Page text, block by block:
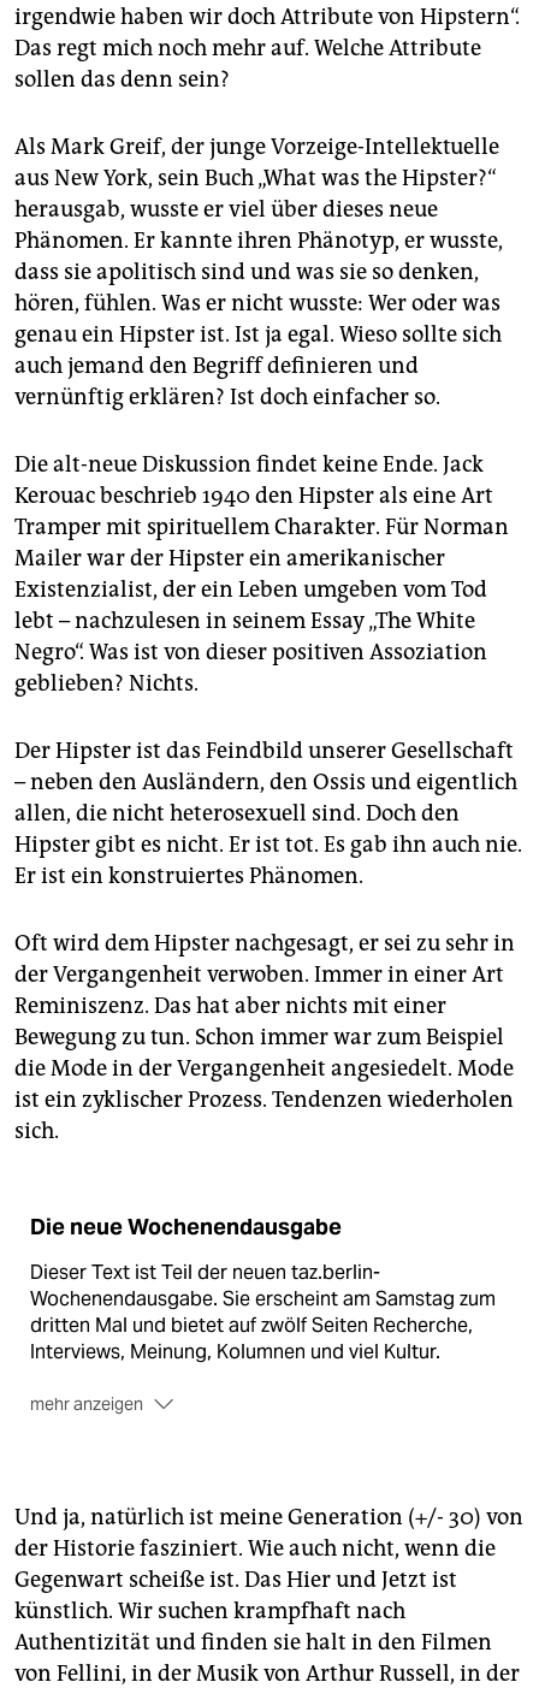
irgendwie haben wir doch Attribute von Hipstern“.
Das regt mich noch mehr auf. Welche Attribute
sollen das denn sein?
Als Mark Greif, der junge Vorzeige-Intellektuelle
aus New York, sein Buch „What was the Hipster?“
herausgab, wusste er viel über dieses neue
Phänomen. Er kannte ihren Phänotyp, er wusste,
dass sie apolitisch sind und was sie so denken,
hören, fühlen. Was er nicht wusste: Wer oder was
genau ein Hipster ist. Ist ja egal. Wieso sollte sich
auch jemand den Begriff definieren und
vernünftig erklären? Ist doch einfacher so.
Die alt-neue Diskussion findet keine Ende. Jack
Kerouac beschrieb 1940 den Hipster als eine Art
Tramper mit spirituellem Charakter. Für Norman
Mailer war der Hipster ein amerikanischer
Existenzialist, der ein Leben umgeben vom Tod
lebt – nachzulesen in seinem Essay „The White
Negro“. Was ist von dieser positiven Assoziation
geblieben? Nichts.
Der Hipster ist das Feindbild unserer Gesellschaft
– neben den Ausländern, den Ossis und eigentlich
allen, die nicht heterosexuell sind. Doch den
Hipster gibt es nicht. Er ist tot. Es gab ihn auch nie.
Er ist ein konstruiertes Phänomen.
Oft wird dem Hipster nachgesagt, er sei zu sehr in
der Vergangenheit verwoben. Immer in einer Art
Reminiszenz. Das hat aber nichts mit einer
Bewegung zu tun. Schon immer war zum Beispiel
die Mode in der Vergangenheit angesiedelt. Mode
ist ein zyklischer Prozess. Tendenzen wiederholen
sich.
Die neue Wochenendausgabe
Dieser Text ist Teil der neuen taz.berlin-
Wochenendausgabe. Sie erscheint am Samstag zum
dritten Mal und bietet auf zwölf Seiten Recherche,
Interviews, Meinung, Kolumnen und viel Kultur.
mehr anzeigen
- Auch am Grab darf gelacht werden: Interview mit
einer Trauerrednerin
- Ein Porträt des Schauspielers Peter Kurth
- Der Schwerpunkt "ein Jahr Rot-Schwarz"
- Ein vierteiliger Rückblick auf die Woche
Und ja, natürlich ist meine Generation (+/- 30) von
der Historie fasziniert. Wie auch nicht, wenn die
Gegenwart scheiße ist. Das Hier und Jetzt ist
künstlich. Wir suchen krampfhaft nach
Authentizität und finden sie halt in den Filmen
von Fellini, in der Musik von Arthur Russell, in der